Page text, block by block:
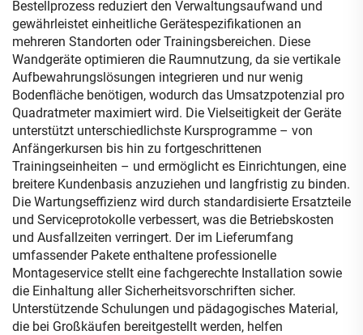
Bestellprozess reduziert den Verwaltungsaufwand und
gewährleistet einheitliche Gerätespezifikationen an
mehreren Standorten oder Trainingsbereichen. Diese
Wandgeräte optimieren die Raumnutzung, da sie vertikale
Aufbewahrungslösungen integrieren und nur wenig
Bodenfläche benötigen, wodurch das Umsatzpotenzial pro
Quadratmeter maximiert wird. Die Vielseitigkeit der Geräte
unterstützt unterschiedlichste Kursprogramme – von
Anfängerkursen bis hin zu fortgeschrittenen
Trainingseinheiten – und ermöglicht es Einrichtungen, eine
breitere Kundenbasis anzuziehen und langfristig zu binden.
Die Wartungseffizienz wird durch standardisierte Ersatzteile
und Serviceprotokolle verbessert, was die Betriebskosten
und Ausfallzeiten verringert. Der im Lieferumfang
umfassender Pakete enthaltene professionelle
Montageservice stellt eine fachgerechte Installation sowie
die Einhaltung aller Sicherheitsvorschriften sicher.
Unterstützende Schulungen und pädagogisches Material,
die bei Großkäufen bereitgestellt werden, helfen